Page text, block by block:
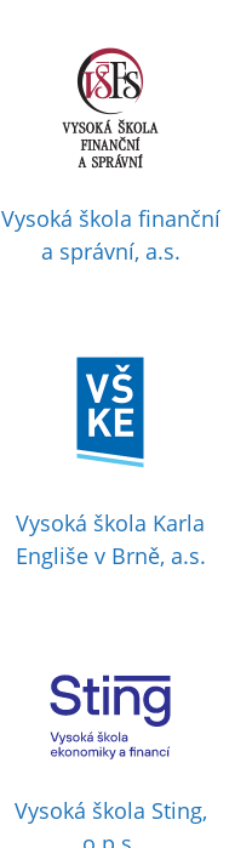
Vysoká škola finanční
a správní, a.s.
Vysoká škola Karla
Engliše v Brně, a.s.
Vysoká škola Sting,